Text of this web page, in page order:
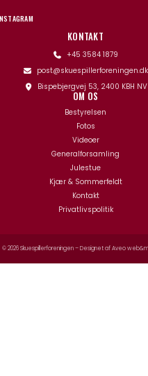
KONTAKT
+45 3584 1879
post@skuespillerforeningen.dk
Bispebjergvej 53, 2400 KBH NV
OM OS
Bestyrelsen
Fotos
Videoer
Generalforsamling
Julestue
Kjær & Sommerfeldt
Kontakt
Privatlivspolitik
© 2026 Skuespillerforeningen – Designet afAveo